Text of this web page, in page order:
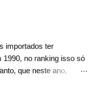
do
de força motriz,
do software do
conhecido como
com avanços
nunca
e agora ela abre uma
importados ter
1990, no ranking isso só
que neste ano,